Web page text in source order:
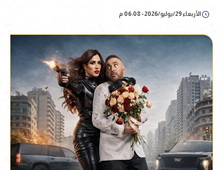
الأربعاء 29/يوليو/2026 - 06:08 م